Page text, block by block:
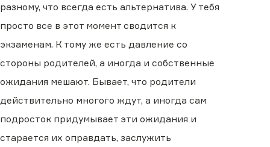
разному, что всегда есть альтернатива. У тебя
просто все в этот момент сводится к
экзаменам. К тому же есть давление со
стороны родителей, а иногда и собственные
ожидания мешают. Бывает, что родители
действительно многого ждут, а иногда сам
подросток придумывает эти ожидания и
старается их оправдать, заслужить